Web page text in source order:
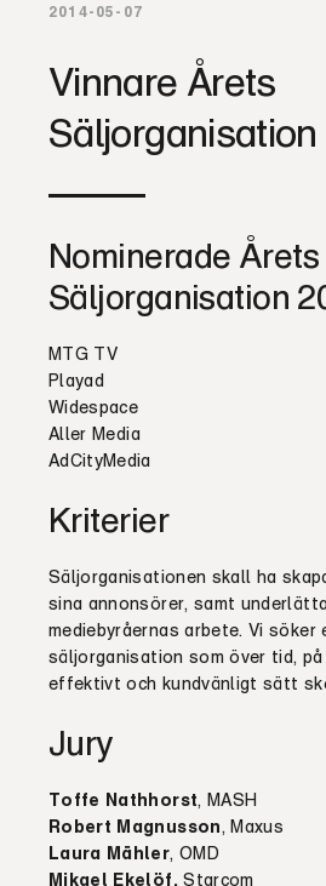
2014-05-07
Vinnare Årets
Säljorganisation
Nominerade Årets
Säljorganisation
MTG TV
Playad
Widespace
Aller Media
AdCityMedia
Kriterier
Säljorganisationen skall ha
sina annonsörer, samt
mediebyråernas arbete. Vi
säljorganisation som över tid,
effektivt och kundvänligt sätt
Jury
Toffe Nathhorst, MASH
Robert Magnusson, Maxus
Laura Mähler, OMD
Mikael Ekelöf, Starcom